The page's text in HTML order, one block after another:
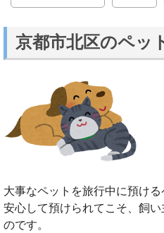
京都市北区のペッ
大事なペットを旅行中に預ける
安心して預けられてこそ、飼
のです。